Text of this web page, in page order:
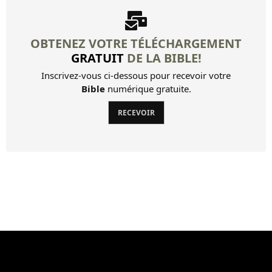
OBTENEZ VOTRE TÉLÉCHARGEMENT
GRATUITDE LA BIBLE!
Inscrivez-vous ci-dessous pour recevoir votre
Biblenumérique gratuite.
RECEVOIR